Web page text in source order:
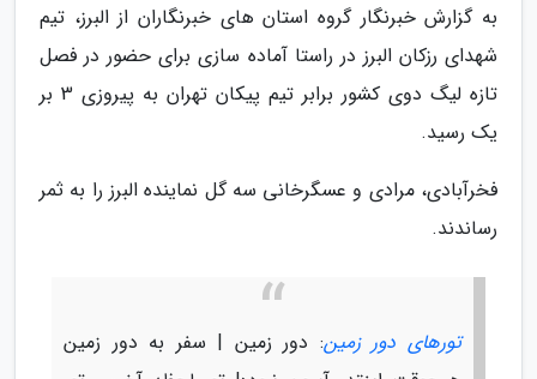
به گزارش خبرنگار گروه استان های خبرنگاران از البرز، تیم
شهدای رزکان البرز در راستا آماده سازی برای حضور در فصل
تازه لیگ دوی کشور برابر تیم پیکان تهران به پیروزی 3 بر
یک رسید.
فخرآبادی، مرادی و عسگرخانی سه گل نماینده البرز را به ثمر
رساندند.
تورهای دور زمین: دور زمین | سفر به دور زمین